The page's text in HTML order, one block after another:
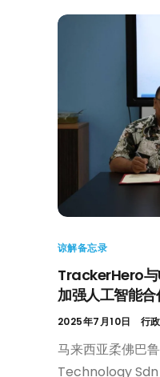
谅解备忘录
TrackerHero与
加强人工智能合
2025年7月10日 行政
马来西亚柔佛巴
Technology